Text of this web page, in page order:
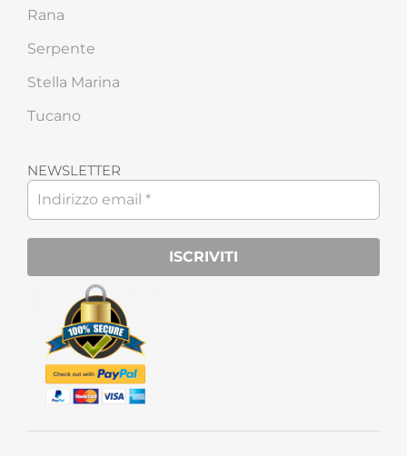
Rana
Serpente
Stella Marina
Tucano
NEWSLETTER